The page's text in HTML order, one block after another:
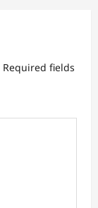
Required fields